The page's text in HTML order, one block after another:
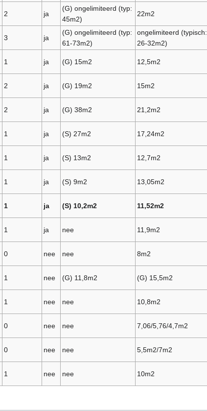
2 ja
(G) ongelimiteerd (typ:
45m2)
22m2
3 ja
(G) ongelimiteerd (typ:
61-73m2)
ongelimiteerd (typisch:
26-32m2)
1 ja (G) 15m2 12,5m2
2 ja (G) 19m2 15m2
2 ja (G) 38m2 21,2m2
1 ja (S) 27m2 17,24m2
1 ja (S) 13m2 12,7m2
1 ja (S) 9m2 13,05m2
1 ja (S) 10,2m2 11,52m2
1 ja nee 11,9m2
0 nee nee 8m2
1 nee (G) 11,8m2 (G) 15,5m2
1 nee nee 10,8m2
0 nee nee 7,06/5,76/4,7m2
0 nee nee 5,5m2/7m2
1 nee nee 10m2